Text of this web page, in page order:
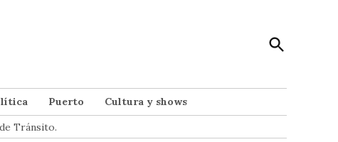
Open
Search
Puerto
Cultura y shows
Tránsito.